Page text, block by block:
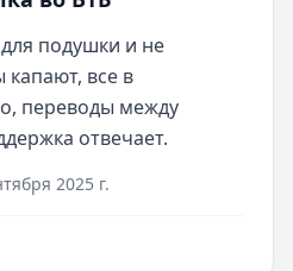
подушки и не
все в
переводы между
отвечает.
2025 г.